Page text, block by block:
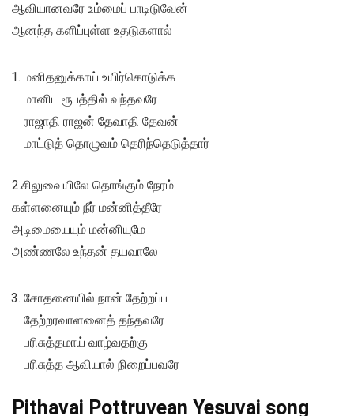
ஆவியானவரே உம்மைப் பாடிடுவேன்
ஆனந்த களிப்புள்ள உதடுகளால்
மனிதனுக்காய் உயிர்கொடுக்க
மானிட ரூபத்தில் வந்தவரே
ராஜாதி ராஜன் தேவாதி தேவன்
மாட்டுத் தொழுவம் தெரிந்தெடுத்தார்
2.சிலுவையிலே தொங்கும் நேரம்
கள்ளனையும் நீர் மன்னித்தீரே
அடிமையையும் மன்னியுமே
அண்ணலே உந்தன் தயவாலே
சோதனையில் நான் தேற்றப்பட
தேற்றரவாளனைத் தந்தவரே
பரிசுத்தமாய் வாழ்வதற்கு
பரிசுத்த ஆவியால் நிறைப்பவரே
Pithavai Pottruvean Yesuvai song